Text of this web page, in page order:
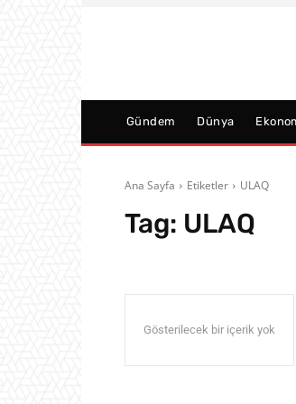
Gündem Dünya
Ana Sayfa Etiketler ULAQ
Tag: ULAQ
Gösterilecek bir içerik yok